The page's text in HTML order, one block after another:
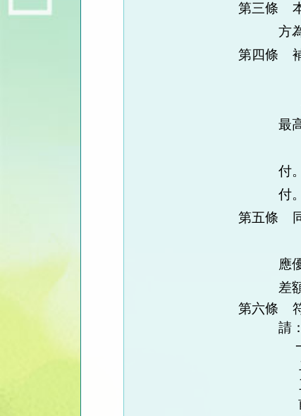
第三條
方
第四條
最
付
付。
第五條
應
差
第六條
請：